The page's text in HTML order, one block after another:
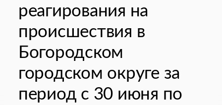
реагирования на
происшествия в
Богородском
городском округе за
период с 30 июня по